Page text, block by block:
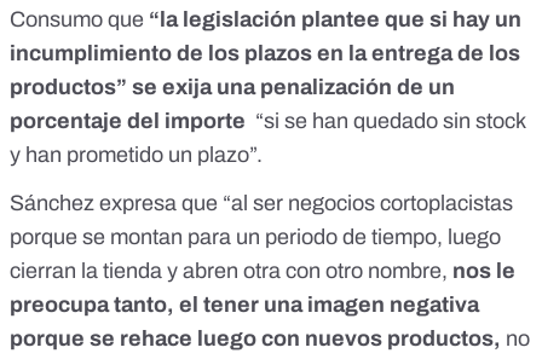
Consumo que “la legislación plantee que si hay un
incumplimiento de los plazos en la entrega de los
productos” se exija una penalización de un
porcentaje del importe “si se han quedado sin stock
y han prometido un plazo”.
Sánchez expresa que “al ser negocios cortoplacistas
porque se montan para un periodo de tiempo, luego
cierran la tienda y abren otra con otro nombre, nos le
preocupa tanto, el tener una imagen negativa
porque se rehace luego con nuevos productos, no